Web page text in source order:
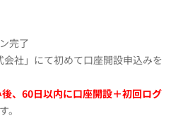
完了
会社」にて初めて口座開設申込みを
、60日以内に口座開設＋初回ログ
。